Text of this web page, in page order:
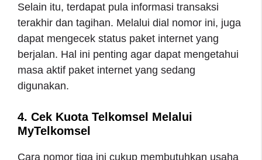
Selain itu, terdapat pula informasi transaksi
terakhir dan tagihan. Melalui dial nomor ini, juga
dapat mengecek status paket internet yang
berjalan. Hal ini penting agar dapat mengetahui
masa aktif paket internet yang sedang
digunakan.
4. Cek Kuota Telkomsel Melalui
MyTelkomsel
Cara nomor tiga ini cukup membutuhkan usaha